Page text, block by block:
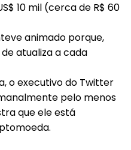
10 mil (cerca de R$ 60
animado porque,
atualiza a cada
o executivo do Twitter
pelo menos
que ele está